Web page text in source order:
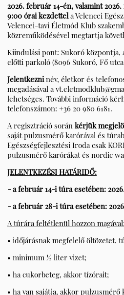
2026. február 14-én, valamint
9:00 órai kezdettel a Velencei
Velencei-tavi Életmód Klub
közreműködésével megtartja
Kiindulási pont: Sukoró központja,
előtti parkoló (8096 Sukoró, Fő
Jelentkezni név, életkor és
megadásával a
lehetséges. További információ
telefonszámon: +36 20 980 6181.
A regisztráció során kérjük
saját pulzusmérő karórával és
Egészségfejlesztési Iroda csak
pulzusmérő karórákat és nordic
JELENTKEZÉSI HATÁRIDŐ:
- a február 14-i túra esetében:
- a február 28-i túra esetében:
A túrára feltétlenül hozzon magával:
• időjárásnak megfelelő öltözetet,
• minimum ½ liter vizet;
• ha cukorbeteg, akkor tízórait;
• ha van sajátja, akkor pulzusmérő